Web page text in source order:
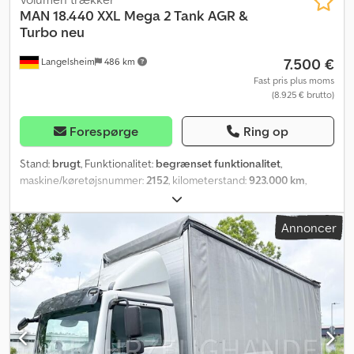
Langelsheim 486 km
MAN 18.440 XXL Mega 2 Tank AGR &
Turbo neu
7.500 €
Fast pris plus moms
(8.925 € brutto)
Forespørge Ring op
Stand: brugt, Funktionalitet: begrænset funktionalitet,
maskine/køretøjsnummer:2152, kilometerstand:923.000 km,
, første registrering:
brændstoftype:diesel, tomvægt:7.999 kg, samlet vægt:18.000 kg,
dækstørrelse:
, akslekonfiguration:4x2 , akselafstand:
3.600 mm
, brændstof:diesel, brændstoftank kapacitet:
bremser:
intarder, farve: blå, førerhus:sovekabine, geartype:
automatisk, emissionsklasse:Euro 6, affjedring: luft
Produktionsår:2016, Udstyr:ABS, AdBlue, EBS (Elektronisk
Bremsesystem), Tachograf, USB-port, anden brændstoftank,
bakkestartassistent, bilregistrering, bordincomputer,
centrallås, differentialespær, ekstra forlygter, el-betjent spejl,
Annoncer